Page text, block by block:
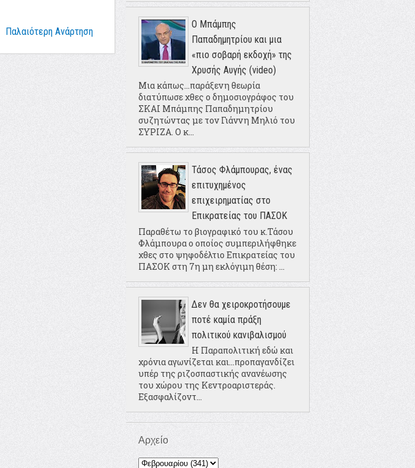
Παλαιότερη Ανάρτηση
Ο Μπάμπης
Παπαδημητρίου και μια
«πιο σοβαρή εκδοχή» της
Χρυσής Αυγής (video)
Μια κάπως...παράξενη θεωρία
διατύπωσε χθες ο δημοσιογράφος του
ΣΚΑΙ Μπάμπης Παπαδημητρίου
συζητώντας με τον Γιάννη Μηλιό του
ΣΥΡΙΖΑ. Ο κ...
Τάσος Φλάμπουρας, ένας
επιτυχημένος
επιχειρηματίας στο
Επικρατείας του ΠΑΣΟΚ
Παραθέτω το βιογραφικό του κ.Τάσου
Φλάμπουρα ο οποίος συμπεριλήφθηκε
χθες στο ψηφοδέλτιο Επικρατείας του
ΠΑΣΟΚ στη 7η μη εκλόγιμη θέση: ...
Δεν θα χειροκροτήσουμε
ποτέ καμία πράξη
πολιτικού κανιβαλισμού
Η Παραπολιτική εδώ και
χρόνια αγωνίζεται και...προπαγανδίζει
υπέρ της ριζοσπαστικής ανανέωσης
του χώρου της Κεντροαριστεράς.
Εξασφαλίζοντ...
Αρχείο